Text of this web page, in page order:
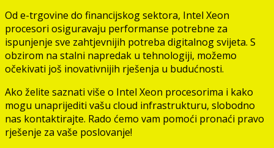
Od e-trgovine do financijskog sektora, Intel Xeon
procesori osiguravaju performanse potrebne za
ispunjenje sve zahtjevnijih potreba digitalnog svijeta. S
obzirom na stalni napredak u tehnologiji, možemo
očekivati još inovativnijih rješenja u budućnosti.
Ako želite saznati više o Intel Xeon procesorima i kako
mogu unaprijediti vašu cloud infrastrukturu, slobodno
nas kontaktirajte. Rado ćemo vam pomoći pronaći pravo
rješenje za vaše poslovanje!